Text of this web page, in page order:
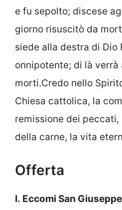
e fu sepolto; discese
giorno risuscitò da
siede alla destra di Dio
onnipotente; di là
morti.Credo nello
Chiesa cattolica, la
remissione dei peccati,
della carne, la vita
Offerta
I. Eccomi San